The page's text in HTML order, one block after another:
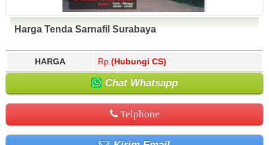
Harga Tenda Sarnafil Surabaya
HARGA Rp. (Hubungi CS)
Chat Whatsapp
Telphone